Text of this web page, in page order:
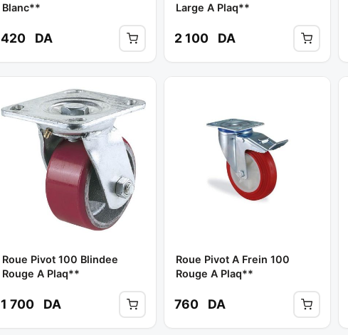
Blanc**
420 DA
Large A Plaq**
2 100 DA
Roue Pivot 100 Blindee
Rouge A Plaq**
1 700 DA
Roue Pivot A Frein 100
Rouge A Plaq**
760 DA